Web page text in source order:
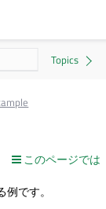
このページでは
です。